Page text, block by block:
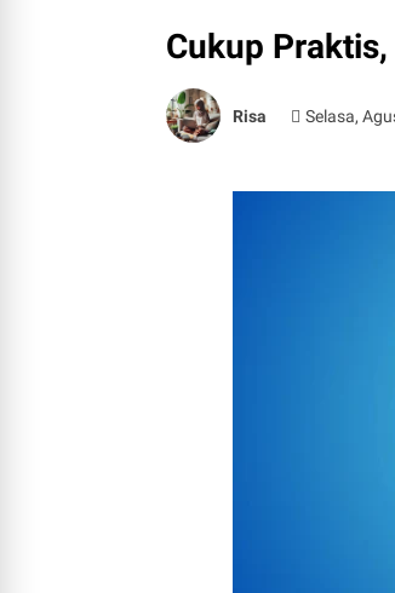
Cukup
Risa Selasa,